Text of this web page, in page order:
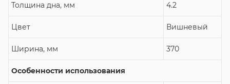
Толщина дна, мм 4.2
Цвет Вишневый
Ширина, мм 370
Особенности использования